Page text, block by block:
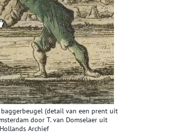
(detail van een prent uit
door T. van Domselaer uit
Archief